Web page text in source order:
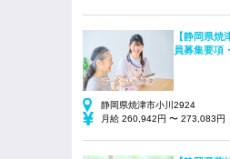
【静岡県焼
員募集要項
静岡県焼津市小川2924
月給 260,942円 〜 273,083円